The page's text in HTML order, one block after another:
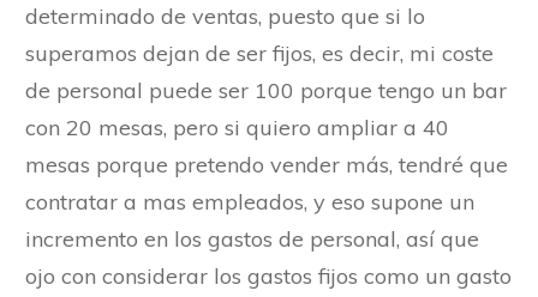
determinado de ventas, puesto que si lo
superamos dejan de ser fijos, es decir, mi coste
de personal puede ser 100 porque tengo un bar
con 20 mesas, pero si quiero ampliar a 40
mesas porque pretendo vender más, tendré que
contratar a mas empleados, y eso supone un
incremento en los gastos de personal, así que
ojo con considerar los gastos fijos como un gasto